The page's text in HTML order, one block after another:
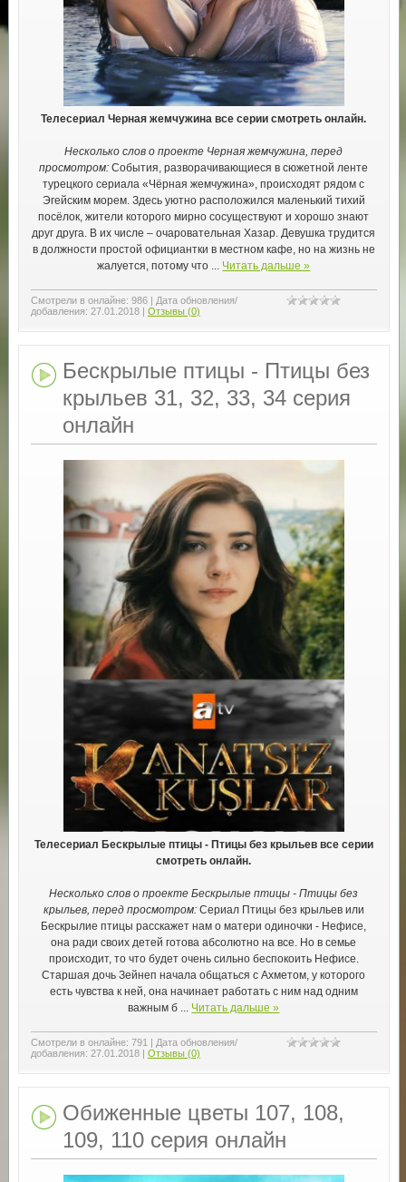
Телесериал Черная жемчужина все серии смотреть онлайн.
Несколько слов о проекте Черная жемчужина, перед
просмотром: События, разворачивающиеся в сюжетной ленте
турецкого сериала «Чёрная жемчужина», происходят рядом с
Эгейским морем. Здесь уютно расположился маленький тихий
посёлок, жители которого мирно сосуществуют и хорошо знают
друг друга. В их числе – очаровательная Хазар. Девушка трудится
в должности простой официантки в местном кафе, но на жизнь не
жалуется, потому что
Читать дальше »
Смотрели в онлайне: 986| Дата обновления/
добавления: 27.01.2018 | Отзывы (0)
Бескрылые птицы - Птицы без
крыльев 31, 32, 33, 34 серия
онлайн
Телесериал Бескрылые птицы - Птицы без крыльев все серии
смотреть онлайн.
Несколько слов о проекте Бескрылые птицы - Птицы без
крыльев, перед просмотром:Сериал Птицы без крыльев или
Бескрылие птицы расскажет нам о матери одиночки - Нефисе,
она ради своих детей готова абсолютно на все. Но в семье
происходит, то что будет очень сильно беспокоить Нефисе.
Старшая дочь Зейнеп начала общаться с Ахметом, у которого
есть чувства к ней, она начинает работать с ним над одним
важным б
Читать дальше »
Смотрели в онлайне: 791 | Дата обновления/
добавления: 27.01.2018 | Отзывы (0)
Обиженные цветы 107, 108,
109, 110 серия онлайн